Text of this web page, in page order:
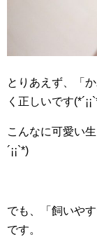
とりあえず、「
く正しいです
こんなに可愛い
´¡¡`*)
でも、「飼いや
です。